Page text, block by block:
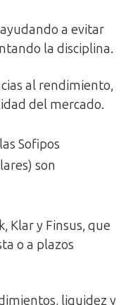
a evitar
la disciplina.
al rendimiento,
del mercado.
Sofipos
son
Klar y Finsus, que
o a plazos
liquidez y